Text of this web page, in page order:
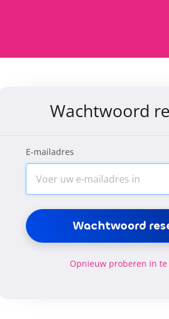
Wachtwoord
E-mailadres
Opnieuw proberen in te